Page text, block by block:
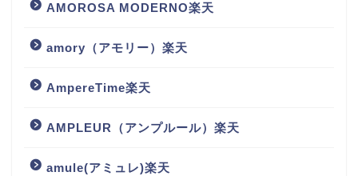
AMOROSA MODERNO楽天
amory（アモリー）楽天
AmpereTime楽天
AMPLEUR（アンプルール）楽天
amule(アミュレ)楽天